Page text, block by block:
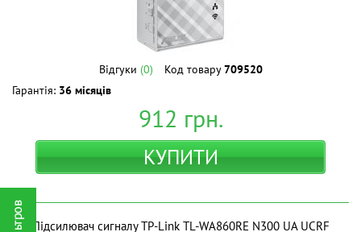
Відгуки (0) Код товару709520
Гарантія: 36 місяців
912 грн.
КУПИТИ
Підсилювач сигналу TP-Link TL-WA860RE N300 UA UCRF